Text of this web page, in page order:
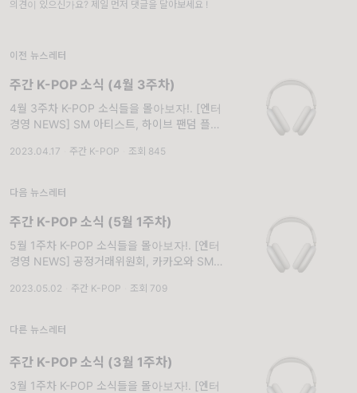
의견이 있으신가요? 제일 먼저 댓글을 달아보세요 !
이전 뉴스레터
주간 K-POP 소식 (4월 3주차)
4월 3주차 K-POP 소식들을 몰아보자!. [엔터
경영 NEWS] SM 아티스트, 하이브 팬덤 플랫
가시화 [항목1] 14일 엔터 업계에 따르면 하이
2023.04.17 주간 K-POP 조회 845
다음 뉴스레터
주간 K-POP 소식 (5월 1주차)
5월 1주차 K-POP 소식들을 몰아보자!. [엔터
경영 NEWS] 공정거래위원회, 카카오와 SM엔
2023.05.02 주간 K-POP 조회 709
다른 뉴스레터
주간 K-POP 소식 (3월 1주차)
3월 1주차 K-POP 소식들을 몰아보자!. [엔터